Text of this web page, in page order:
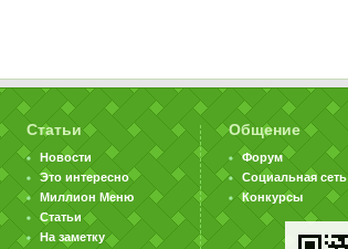
Статьи
Новости
Это интересно
Миллион Меню
Статьи
На заметку
Общение
Форум
Социальная сеть
Конкурсы